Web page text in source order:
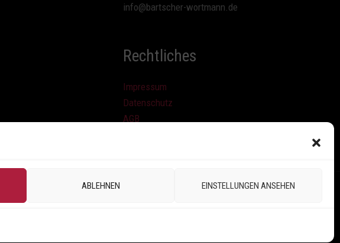
ABLEHNEN EINSTELLUNGEN ANSEHEN
info@bartscher-wortmann.de
Rechtliches
Impressum
Datenschutz
AGB